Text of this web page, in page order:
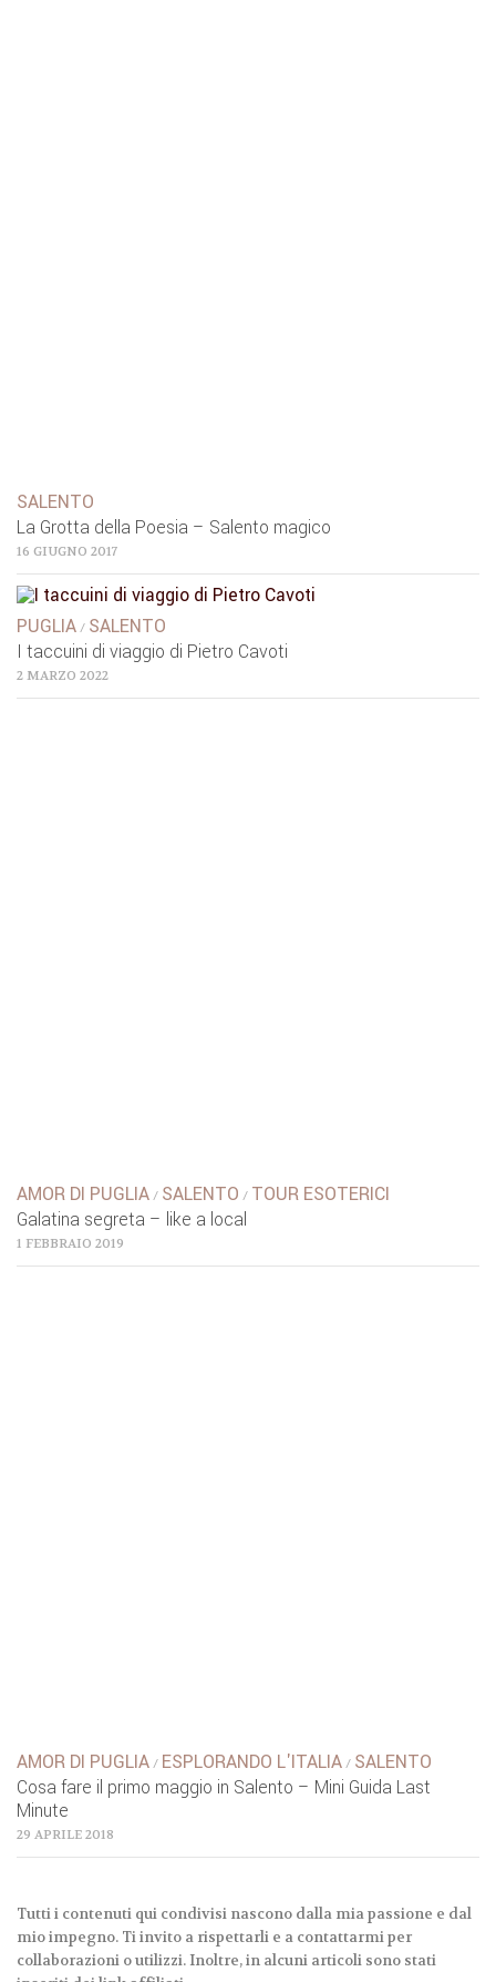
SALENTO
La Grotta della Poesia – Salento magico
16 GIUGNO 2017
PUGLIA / SALENTO
I taccuini di viaggio di Pietro Cavoti
2 MARZO 2022
AMOR DI PUGLIA / SALENTO / TOUR ESOTERICI
Galatina segreta – like a local
1 FEBBRAIO 2019
AMOR DI PUGLIA / ESPLORANDO L'ITALIA / SALENTO
Cosa fare il primo maggio in Salento – Mini Guida Last
Minute
29 APRILE 2018
Tutti i contenuti qui condivisi nascono dalla mia passione e dal
mio impegno. Ti invito a rispettarli e a contattarmi per
collaborazioni o utilizzi. Inoltre, in alcuni articoli sono stati